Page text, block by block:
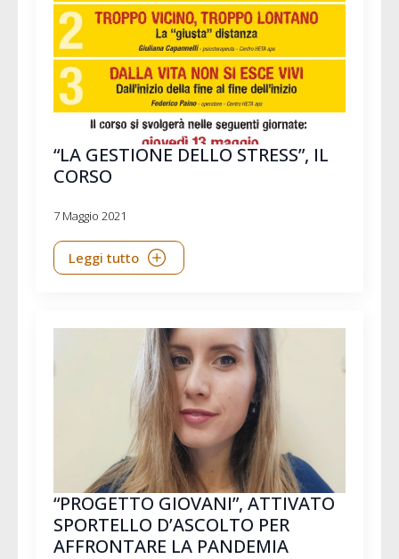
“LA GESTIONE DELLO STRESS”, IL
CORSO
7 Maggio 2021
Leggi tutto
“PROGETTO GIOVANI”, ATTIVATO
SPORTELLO D’ASCOLTO PER
AFFRONTARE LA PANDEMIA